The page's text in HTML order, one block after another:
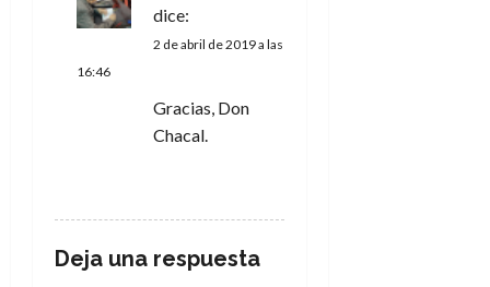
s
dice:
2 de abril de 2019 a las
16:46
Gracias, Don
Chacal.
Deja una respuesta